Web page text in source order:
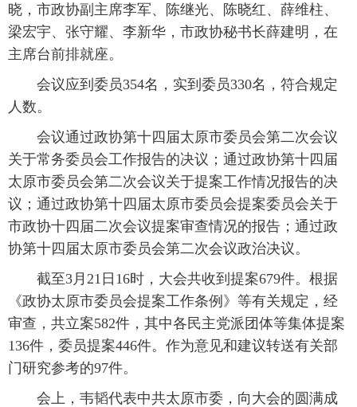
晓，市政协副主席李军、陈继光、陈晓红、薛维柱、
梁宏宇、张守耀、李新华，市政协秘书长薛建明，在
主席台前排就座。
会议应到委员354名，实到委员330名，符合规定
人数。
会议通过政协第十四届太原市委员会第二次会议
关于常务委员会工作报告的决议；通过政协第十四届
太原市委员会第二次会议关于提案工作情况报告的决
议；通过政协第十四届太原市委员会提案委员会关于
市政协十四届二次会议提案审查情况的报告；通过政
协第十四届太原市委员会第二次会议政治决议。
截至3月21日16时，大会共收到提案679件。根据
《政协太原市委员会提案工作条例》等有关规定，经
审查，共立案582件，其中各民主党派团体等集体提案
136件，委员提案446件。作为意见和建议转送有关部
门研究参考的97件。
会上，韦韬代表中共太原市委，向大会的圆满成